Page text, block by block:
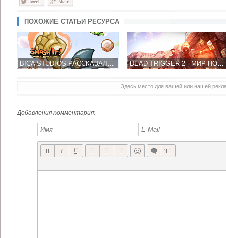
ПОХОЖИЕ СТАТЬИ РЕСУРСА
BICA STUDIOS РАССКАЗАЛА О ПРЕДСТОЯЩЕЙ ИГРЕ SMASH IT! ADVENTURIES DEAD TRIGGER 2 - МИР ПОД УГРОЗОЙ МИРОВОГО ЗОМБИ-АПОКАЛИПСИСА
Здесь место для вашей или нашей
Добавления комментария: